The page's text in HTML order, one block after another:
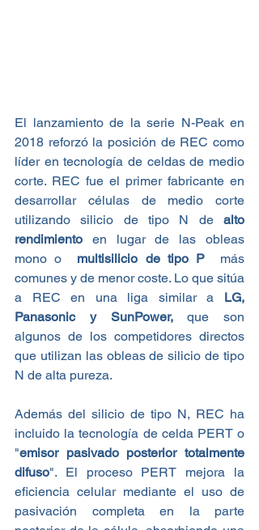
El lanzamiento de la serie N-Peak en
2018 reforzó la posición de REC como
líder en tecnología de celdas de medio
corte. REC fue el primer fabricante en
desarrollar células de medio corte
utilizando silicio de tipo N de alto
rendimiento en lugar de las obleas
mono o
multisilicio de tipo P
  más
comunes y de menor coste. Lo que sitúa
a REC en una liga similar a LG,
Panasonic y SunPower, que son
algunos de los competidores directos
que utilizan las obleas de silicio de tipo
N de alta pureza.
Además del silicio de tipo N, REC ha
incluido la tecnología de celda PERT o
"emisor pasivado posterior totalmente
difuso". El proceso PERT mejora la
eficiencia celular mediante el uso de
pasivación completa en la parte